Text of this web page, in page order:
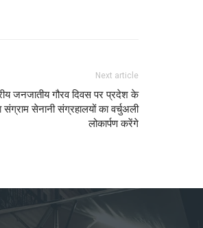
Next article
जनजातीय गौरव दिवस पर प्रदेश के
सेनानी संग्रहालयों का वर्चुअली
लोकार्पण करेंगे